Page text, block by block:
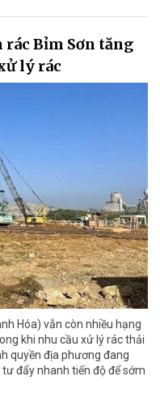
rác Bỉm Sơn tăng
lý rác
Hóa) vẫn còn nhiều hạng
khi nhu cầu xử lý rác thải
quyền địa phương đang
đẩy nhanh tiến độ để sớm